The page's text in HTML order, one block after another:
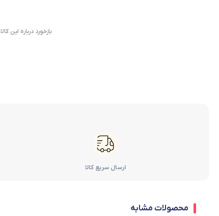
بازخورد درباره این کالا
ارسال سریع کالا
محصولات مشابه